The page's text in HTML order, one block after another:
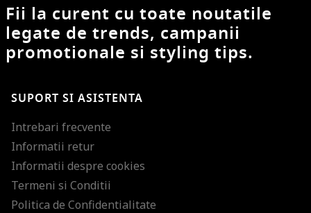
Fii la curent cu toate noutatile
legate de trends, campanii
promotionale si styling tips.
SUPORT SI ASISTENTA
Intrebari frecvente
Informatii retur
Informatii despre cookies
Termeni si Conditii
Politica de Confidentialitate